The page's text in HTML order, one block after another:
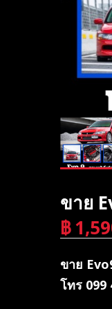
ขาย
฿
ขาย
โทร 099